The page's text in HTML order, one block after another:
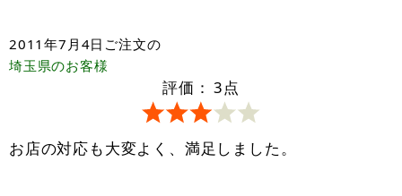
2011年7月4日 ご注文の
埼玉県のお客様
評価： 3点
お店の対応も大変よく、満足しました。